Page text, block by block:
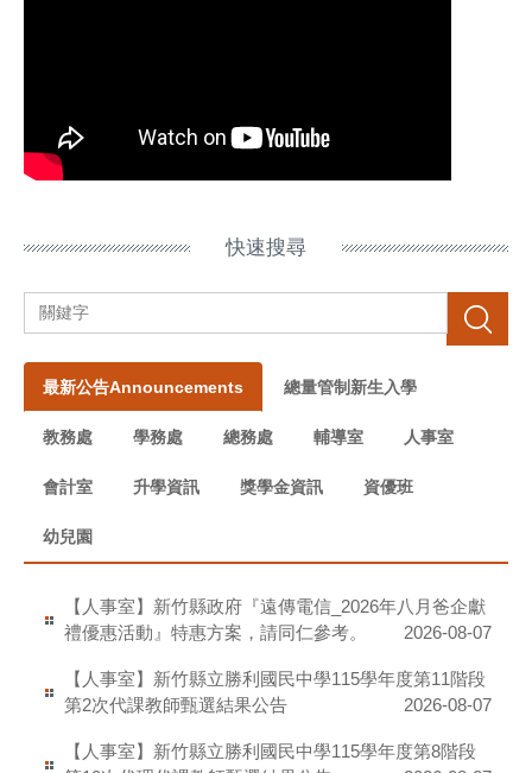
快速搜尋
搜尋
最新公告Announcements 總量管制新生入學
教務處 學務處 總務處 輔導室 人事室
會計室 升學資訊 獎學金資訊 資優班
幼兒園
【人事室】新竹縣政府『遠傳電信_2026年八月爸企獻
禮優惠活動』特惠方案，請同仁參考。
2026-08-07
【人事室】新竹縣立勝利國民中學115學年度第11階段
第2次代課教師甄選結果公告
2026-08-07
【人事室】新竹縣立勝利國民中學115學年度第8階段